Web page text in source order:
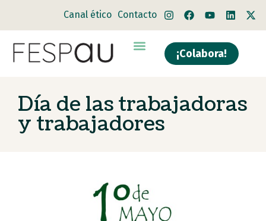
Canal ético Contacto
¡Colabora!
Día de las trabajadoras
y trabajadores